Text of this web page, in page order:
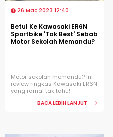
26 Mac 2023 12:40
Betul Ke Kawasaki ER6N
Sportbike 'Tak Best' Sebab
Motor Sekolah Memandu?
Motor sekolah memandu? Ini
review ringkas Kawasaki ER6N
yang ramai tak tahu!
BACA LEBIH LANJUT